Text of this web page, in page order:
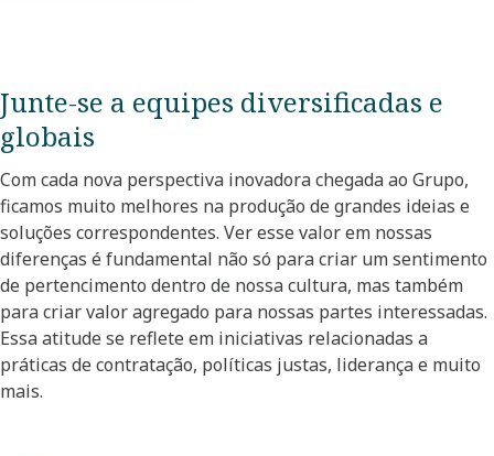
Junte-se a equipes diversificadas e
globais​
Com cada nova perspectiva inovadora chegada ao Grupo,
ficamos muito melhores na produção de grandes ideias e
soluções correspondentes. Ver esse valor em nossas
diferenças é fundamental não só para criar um sentimento
de pertencimento dentro de nossa cultura, mas também
para criar valor agregado para nossas partes interessadas.
Essa atitude se reflete em iniciativas relacionadas a
práticas de contratação, políticas justas, liderança e muito
mais.